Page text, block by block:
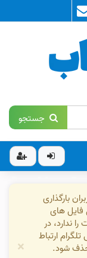
جستجو
بارگذاری
فایل های
ندارد، در
ارتباط
حذف شود.
×